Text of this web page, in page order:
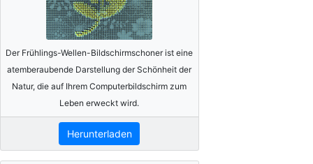
Der Frühlings-Wellen-Bildschirmschoner ist eine
atemberaubende Darstellung der Schönheit der
Natur, die auf Ihrem Computerbildschirm zum
Leben erweckt wird.
Herunterladen